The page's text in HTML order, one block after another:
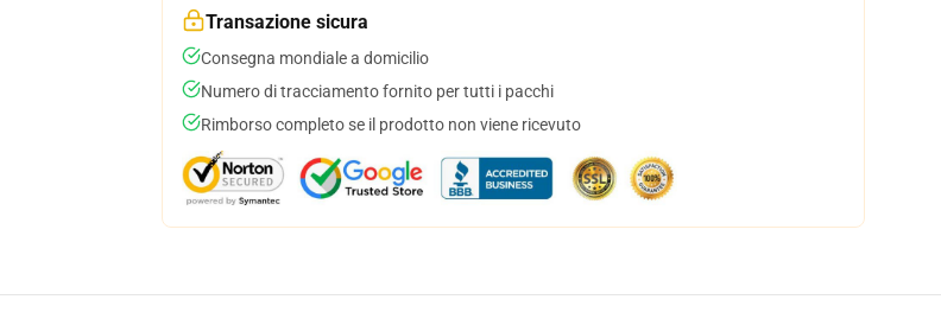
Transazione sicura
Consegna mondiale a domicilio
Numero di tracciamento fornito per tutti i pacchi
Rimborso completo se il prodotto non viene ricevuto